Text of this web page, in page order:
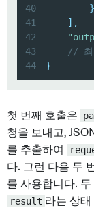
40
}
41
] ,
42
43
// 최
44
}
첫 번째 호출은
청을 보내고,
를 추출하여
다. 그런 다음 두
를 사용합니다.
result 라는 상태